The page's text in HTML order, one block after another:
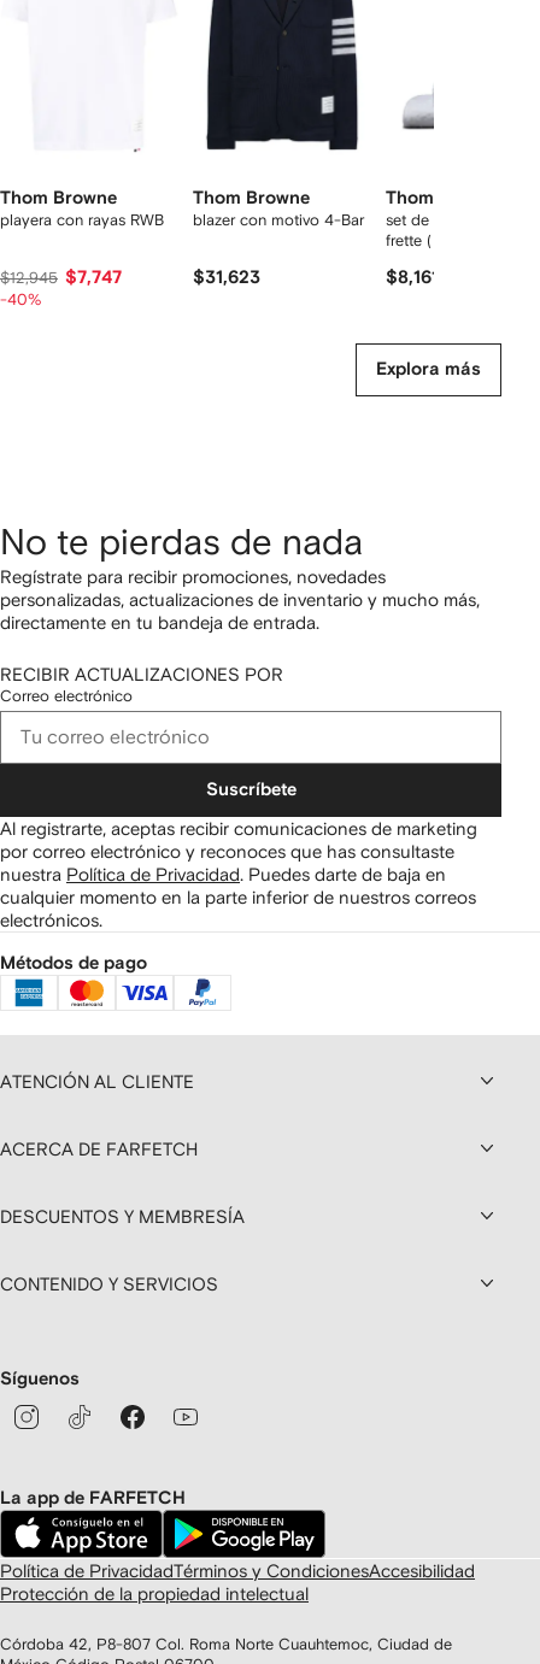
Thom Browne
playera con rayas RWB
$12,945 $7,747
-40%
Thom Browne
blazer con motivo 4-Bar
$31,623
Thom Browne
set de toallas 4-bar
frette ( set de 3
$8,161
Explora más
No te pierdas de nada
Regístrate para recibir promociones, novedades
personalizadas, actualizaciones de inventario y mucho más,
directamente en tu bandeja de entrada.
RECIBIR ACTUALIZACIONES POR
Correo electrónico
Suscríbete
Al registrarte, aceptas recibir comunicaciones de marketing
por correo electrónico y reconoces que has consultaste
nuestra Política de Privacidad Puedes darte de baja en
cualquier momento en la parte inferior de nuestros correos
electrónicos.
Métodos de pago
ATENCIÓN AL CLIENTE
ACERCA DE FARFETCH
DESCUENTOS Y MEMBRESÍA
CONTENIDO Y SERVICIOS
Síguenos
La app de FARFETCH
Política de PrivacidadTérminos y CondicionesAccesibilidad
Protección de la propiedad intelectual
Córdoba 42, P8-807 Col. Roma Norte Cuauhtemoc, Ciudad de